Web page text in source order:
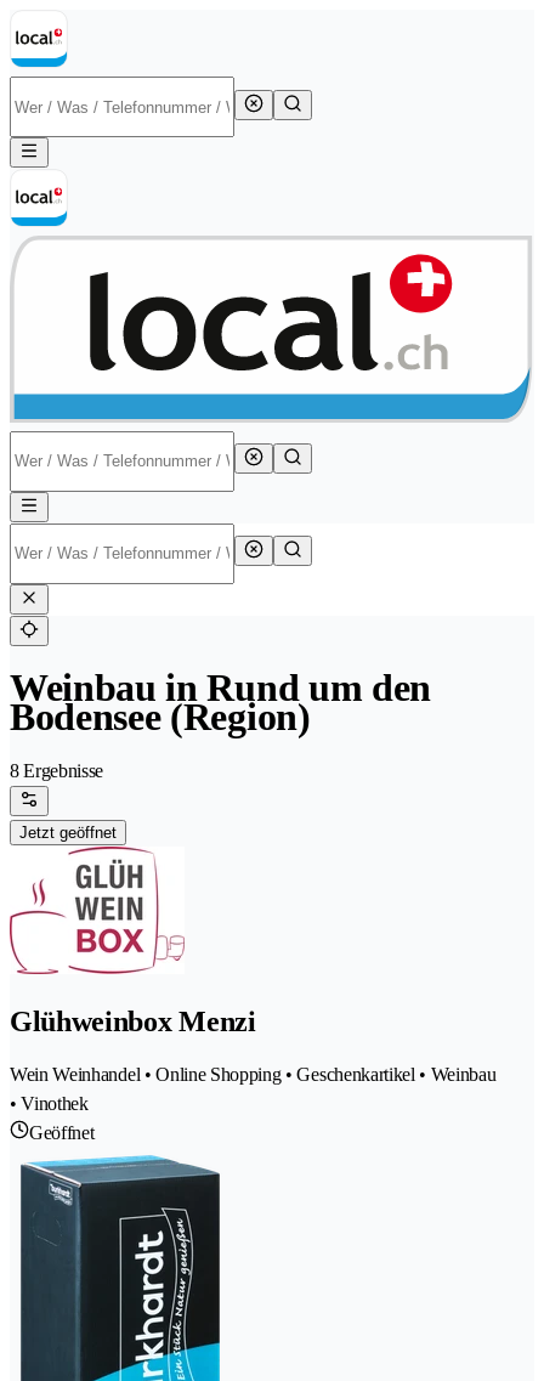
Weinbau in Rund um den
Bodensee (Region)
8 Ergebnisse
Jetzt geöffnet
Glühweinbox Menzi
Wein Weinhandel • Online Shopping • Geschenkartikel • Weinbau
• Vinothek
Geöffnet